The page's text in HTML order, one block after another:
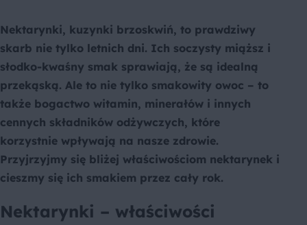
Nektarynki, kuzynki brzoskwiń, to prawdziwy
skarb nie tylko letnich dni. Ich soczysty miąższ i
słodko-kwaśny smak sprawiają, że są idealną
przekąską. Ale to nie tylko smakowity owoc – to
także bogactwo witamin, minerałów i innych
cennych składników odżywczych, które
korzystnie wpływają na nasze zdrowie.
Przyjrzyjmy się bliżej właściwościom nektarynek i
cieszmy się ich smakiem przez cały rok.
Nektarynki – właściwości